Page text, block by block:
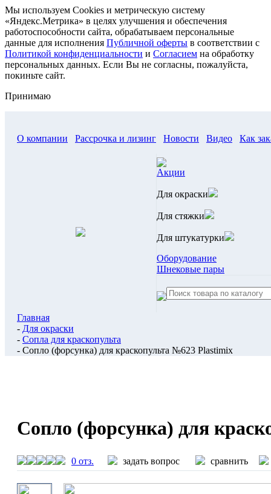
Мы используем Cookies и метрическую систему
«Яндекс.Метрика» в целях улучшения и обеспечения
работоспособности сайта, обрабатываем персональные
данные для исполнения Публичной оферты в соответствии с
Политикой конфиденциальности и Согласием на обработку
персональных данных. Если Вы не согласны, пожалуйста,
покиньте сайт.
Принимаю
О компании Рассрочка и лизинг Новости Видео Как
Акции
Для окраски
Для стяжки
Для штукатурки
Оборудование
Шнековые пары
Главная
- Для окраски
- Сопла для краскопульта
- Сопло (форсунка) для краскопульта №623 Plastimix
Сопло (форсунка) для
0 отз. задать вопрос сравнить